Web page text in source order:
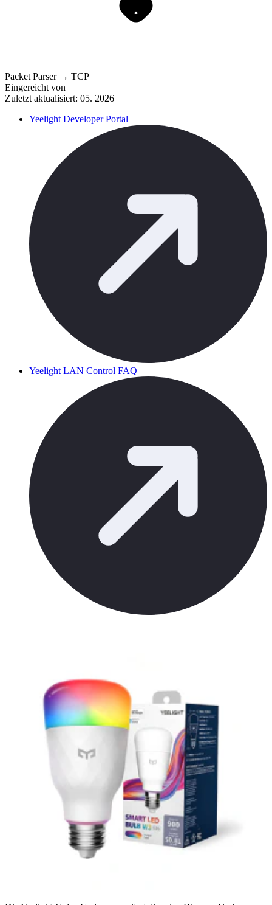
Packet Parser → TCP
Eingereicht von
Zuletzt aktualisiert: 05. 2026
Yeelight Developer Portal
Yeelight LAN Control FAQ